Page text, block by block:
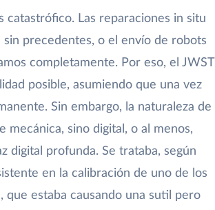
catastrófico. Las reparaciones in situ
precedentes, o el envío de robots
completamente. Por eso, el JWST
posible, asumiendo que una vez
Sin embargo, la naturaleza de
mecánica, sino digital, o al menos,
digital profunda. Se trataba, según
en la calibración de uno de los
estaba causando una sutil pero